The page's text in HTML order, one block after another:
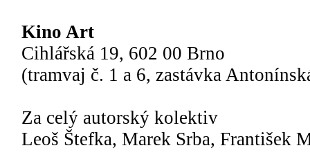
Kino Art
Cihlářská 19, 602 00 Brno
(tramvaj č. 1 a 6, zastávka
Za celý autorský kolektiv
Leoš Štefka, Marek Srba, František